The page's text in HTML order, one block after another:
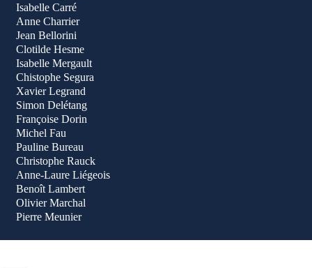
Isabelle Carré
Anne Charrier
Jean Bellorini
Clotilde Hesme
Isabelle Mergault
Chistophe Segura
Xavier Legrand
Simon Delétang
Françoise Dorin
Michel Fau
Pauline Bureau
Christophe Rauck
Anne-Laure Liégeois
Benoît Lambert
Olivier Marchal
Pierre Meunier